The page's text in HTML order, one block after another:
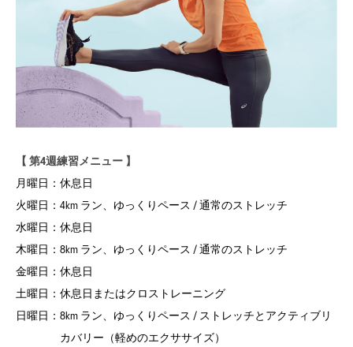
【 第4週練習メニュー 】
月曜日： 休息日
火曜日： 4km ラン、ゆっくりペース / 通常のストレッチ
水曜日： 休息日
木曜日： 8km ラン、ゆっくりペース / 通常のストレッチ
金曜日： 休息日
土曜日： 休息日またはクロストレーニング
日曜日： 8km ラン、ゆっくりペース / ストレッチとアクティブリ
カバリー（軽めのエクササイズ）